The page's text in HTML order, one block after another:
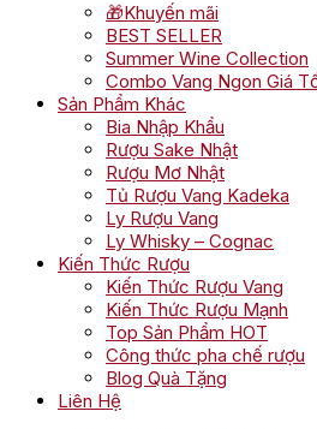
🎁Khuyến mãi
BEST SELLER
Summer Wine Collection
Combo Vang Ngon Giá
Sản Phẩm Khác
Bia Nhập Khẩu
Rượu Sake Nhật
Rượu Mơ Nhật
Tủ Rượu Vang Kadeka
Ly Rượu Vang
Ly Whisky – Cognac
Kiến Thức Rượu
Kiến Thức Rượu Vang
Kiến Thức Rượu Mạnh
Top Sản Phẩm HOT
Công thức pha chế rượu
Blog Quà Tặng
Liên Hệ